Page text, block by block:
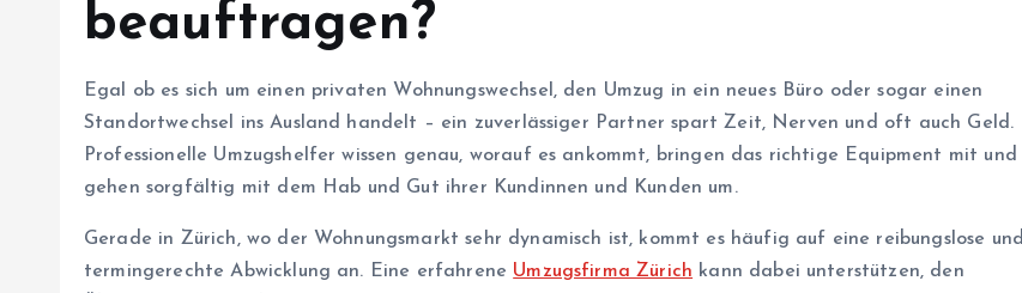
beauftragen?
Egal ob es sich um einen privaten Wohnungswechsel, den Umzug in ein neues Büro oder sogar einen
Standortwechsel ins Ausland handelt – ein zuverlässiger Partner spart Zeit, Nerven und oft auch Geld.
Professionelle Umzugshelfer wissen genau, worauf es ankommt, bringen das richtige Equipment mit und
gehen sorgfältig mit dem Hab und Gut ihrer Kundinnen und Kunden um.
Gerade in Zürich, wo der Wohnungsmarkt sehr dynamisch ist, kommt es häufig auf eine reibungslose und
termingerechte Abwicklung an. Eine erfahrene Umzugsfirma Zürich kann dabei unterstützen, den